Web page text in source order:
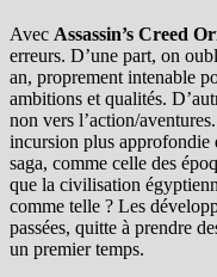
Avec Assassin’s Creed
erreurs. D’une part, on
an, proprement intenable
ambitions et qualités.
non vers l’action/
incursion plus approfondie
saga, comme celle des
que la civilisation
comme telle ? Les
passées, quitte à prendre
un premier temps.